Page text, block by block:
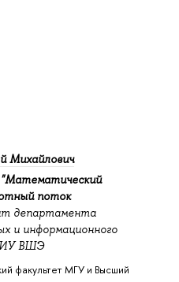
Михайлович
поток
департамента
и информационного
ВШЭ
факультет МГУ и Высший